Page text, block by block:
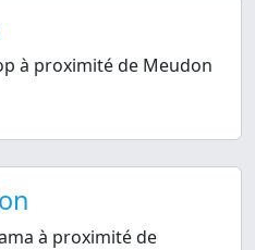
à proximité de Meudon
à proximité de